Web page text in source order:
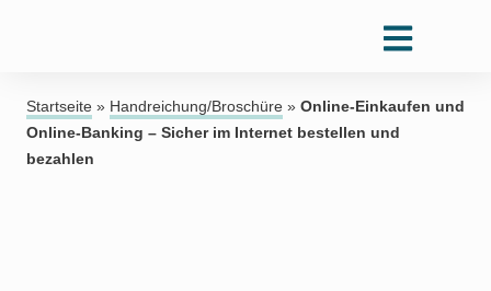
Startseite » Handreichung/Broschüre » Online-Einkaufen und
Online-Banking – Sicher im Internet bestellen und
bezahlen